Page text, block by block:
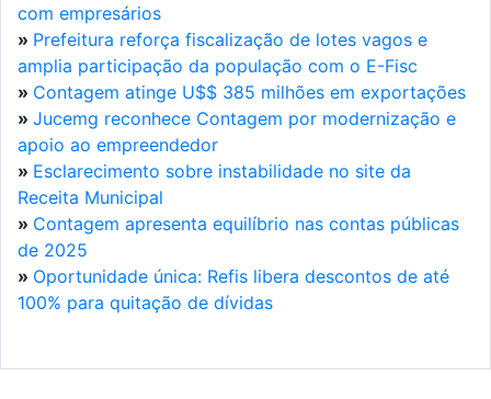
com empresários
» Prefeitura reforça fiscalização de lotes vagos e
amplia participação da população com o E-Fisc
» Contagem atinge U$$ 385 milhões em exportações
» Jucemg reconhece Contagem por modernização e
apoio ao empreendedor
» Esclarecimento sobre instabilidade no site da
Receita Municipal
» Contagem apresenta equilíbrio nas contas públicas
de 2025
» Oportunidade única: Refis libera descontos de até
100% para quitação de dívidas